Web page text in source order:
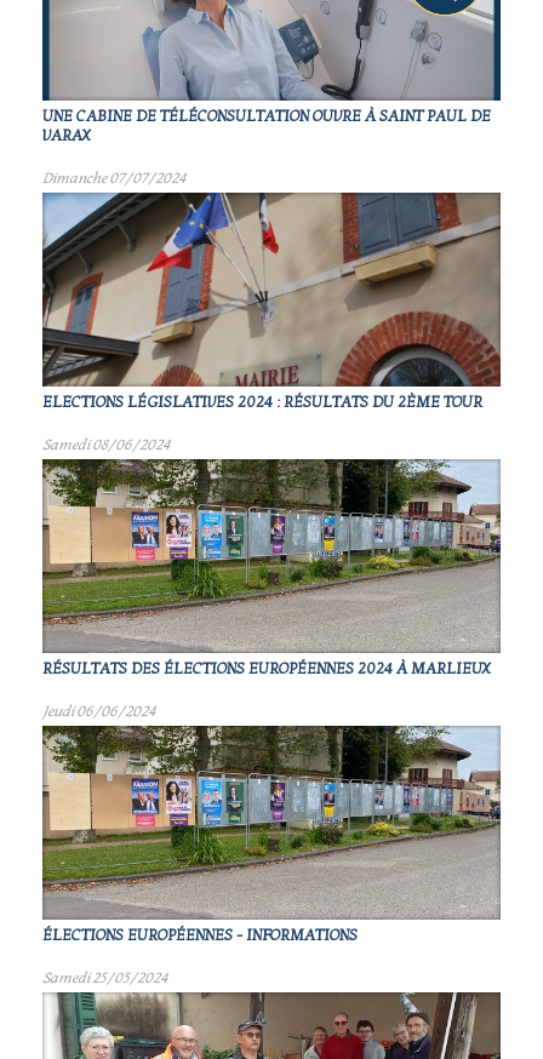
UNE CABINE DE TÉLÉCONSULTATION OUVRE À SAINT PAUL DE
VARAX
Dimanche 07/07/2024
ELECTIONS LÉGISLATIVES 2024 : RÉSULTATS DU 2ÈME TOUR
Samedi 08/06/2024
RÉSULTATS DES ÉLECTIONS EUROPÉENNES 2024 À MARLIEUX
Jeudi 06/06/2024
ÉLECTIONS EUROPÉENNES - INFORMATIONS
Samedi 25/05/2024